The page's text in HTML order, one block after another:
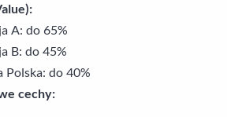
A: do 65%
B: do 45%
Polska: do 40%
cechy: